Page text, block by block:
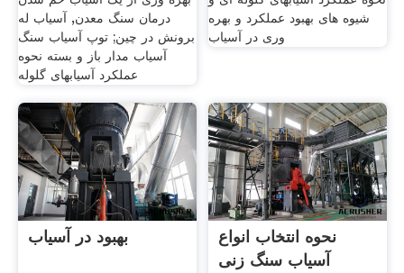
درمان سنگ معدن, آسیاب له
برونش در چین; توپ آسیاب سنگ
آسیاب مدار باز و بسته نحوه
عملکرد آسيابهای گلوله
شيوه های بهبود عملکرد و بهره
وری در آسياب
بهبود در آسیاب
نحوه انتخاب انواع
آسیاب سنگ زنی